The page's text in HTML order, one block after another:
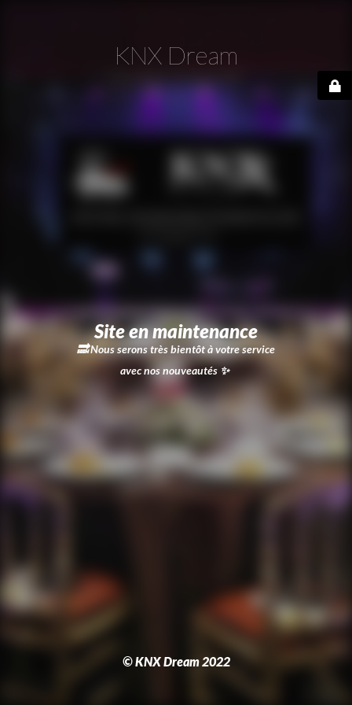
KNX Dream
Site en maintenance
🔜Nous serons très bientôt à votre service
avec nos nouveautés ✨
© KNX Dream 2022